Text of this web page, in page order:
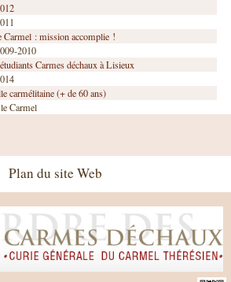
Carmel : mission accomplie !
2010
Carmes déchaux à Lisieux
carmélitaine (+ de 60 ans)
Carmel
Plan du site Web